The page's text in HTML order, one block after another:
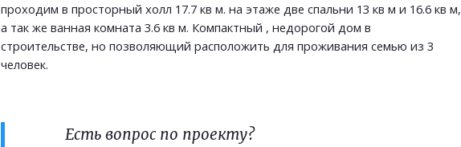
проходим в просторный холл 17.7 кв м. на этаже две спальни 13 кв м и 16.6 кв м,
а так же ванная комната 3.6 кв м. Компактный , недорогой дом в
строительстве, но позволяющий расположить для проживания семью из 3
человек.
Есть вопрос по проекту?